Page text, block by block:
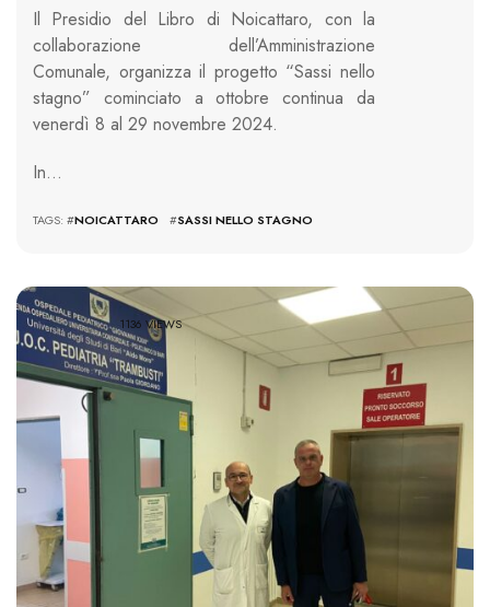
Il Presidio del Libro di Noicattaro, con la
collaborazione dell’Amministrazione
Comunale, organizza il progetto “Sassi nello
stagno” cominciato a ottobre continua da
venerdì 8 al 29 novembre 2024.
In…
TAGS: #NOICATTARO #SASSI NELLO STAGNO
1136 VIEWS